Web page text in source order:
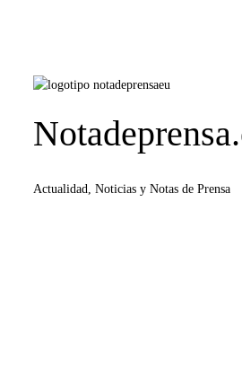
Actualidad, Noticias y Notas de Prensa